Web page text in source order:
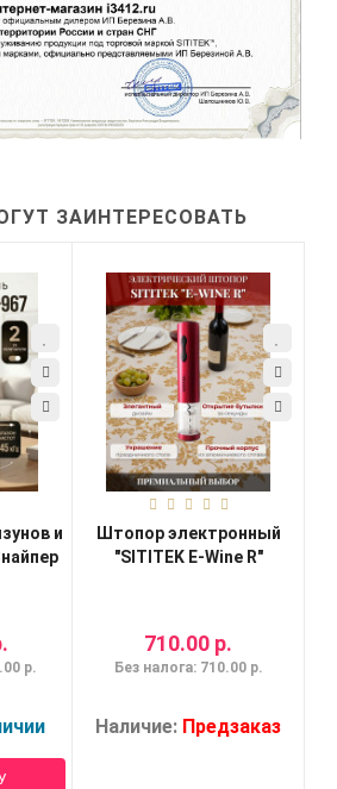
ЗАИНТЕРЕСОВАТЬ
и
р.
Штопор электронный
"SITITEK E-Wine R"
710.00 р.
Без налога: 710.00 р.
Наличие: Предзаказ